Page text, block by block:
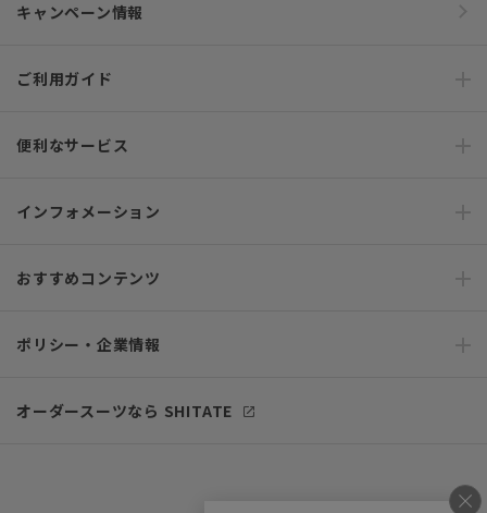
キャンペーン情報
ご利用ガイド
便利なサービス
インフォメーション
おすすめコンテンツ
ポリシー・企業情報
オーダースーツなら SHITATE